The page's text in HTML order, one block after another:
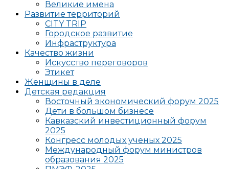
Великие имена
Развитие территорий
CITY TRIP
Городское развитие
Инфраструктура
Качество жизни
Искусство переговоров
Этикет
Женщины в деле
Детская редакция
Восточный экономический форум 2025
Дети в большом бизнесе
Кавказский инвестиционный форум
2025
Конгресс молодых ученых 2025
Международный форум министров
образования 2025